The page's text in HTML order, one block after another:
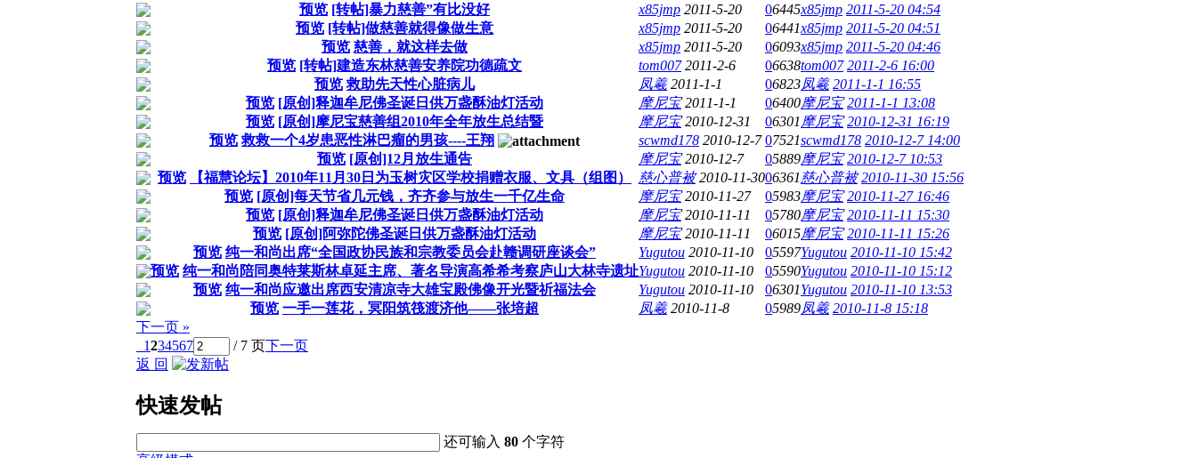
预览 [转帖]暴力慈善”有比没好 x85jmp 2011-5-20 06445x85jmp 2011-5-20 04:54
预览 [转帖]做慈善就得像做生意 x85jmp 2011-5-20 06441x85jmp 2011-5-20 04:51
预览 慈善，就这样去做 x85jmp 2011-5-20 06093x85jmp 2011-5-20 04:46
预览 [转帖]建造东林慈善安养院功德疏文 tom007 2011-2-6 06638tom007 2011-2-6 16:00
预览 救助先天性心脏病儿 凤羲 2011-1-1 06823凤羲 2011-1-1 16:55
预览 [原创]释迦牟尼佛圣诞日供万盏酥油灯活动 摩尼宝 2011-1-1 06400摩尼宝 2011-1-1 13:08
预览 [原创]摩尼宝慈善组2010年全年放生总结暨 摩尼宝 2010-12-31 06301 摩尼宝 2010-12-31 16:19
预览 救救一个4岁患恶性淋巴瘤的男孩----王翔 scwmd178 2010-12-7 07521scwmd178 2010-12-7 14:00
预览 [原创]12月放生通告 摩尼宝 2010-12-7 05889摩尼宝 2010-12-7 10:53
预览
【福慧论坛】2010年11月30日为玉树灾区学校捐赠衣服、文具（组图） 慈心普被 2010-11-3006361慈心普被 2010-11-30 15:56
预览 [原创]每天节省几元钱，齐齐参与放生一千亿生命 摩尼宝 2010-11-27 05983摩尼宝 2010-11-27 16:46
预览 [原创]释迦牟尼佛圣诞日供万盏酥油灯活动 摩尼宝 2010-11-11 05780摩尼宝 2010-11-11 15:30
预览 [原创]阿弥陀佛圣诞日供万盏酥油灯活动 摩尼宝 2010-11-11 06015摩尼宝 2010-11-11 15:26
预览 纯一和尚出席“全国政协民族和宗教委员会赴赣调研座谈会” Yugutou 2010-11-10 05597Yugutou 2010-11-10 15:42
预览 纯一和尚陪同奥特莱斯林卓延主席、著名导演高希希考察庐山大林寺遗址Yugutou 2010-11-10 05590Yugutou 2010-11-10 15:12
预览 纯一和尚应邀出席西安清凉寺大雄宝殿佛像开光暨祈福法会 Yugutou 2010-11-10 06301Yugutou 2010-11-10 13:53
预览 一手一莲花，冥阳筑筏渡济他——张培超 凤羲 2010-11-8 05989凤羲 2010-11-8 15:18
下一页 »
1234567 / 7 页下一页
返 回
快速发帖
还可输入80 个字符